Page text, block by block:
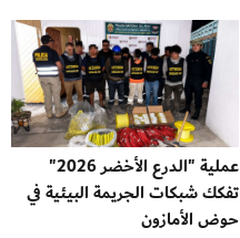
عملية "الدرع الأخضر 2026"
تفكك شبكات الجريمة البيئية في
حوض الأمازون